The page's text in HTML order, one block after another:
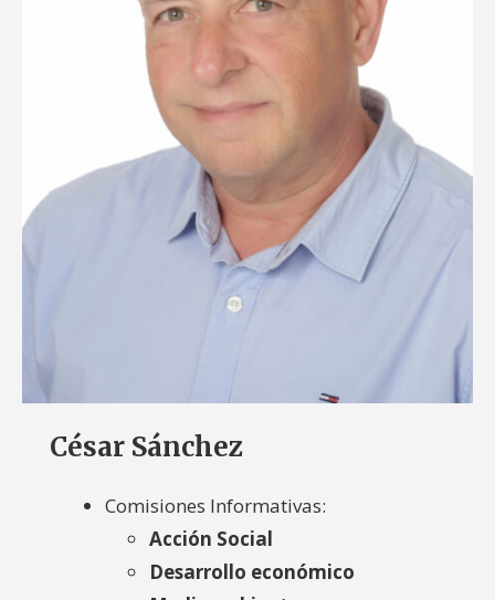
César Sánchez
Comisiones Informativas:
Acción Social
Desarrollo económico